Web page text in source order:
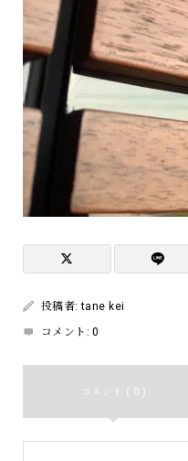
投稿者:tane kei
コメント:0
コメント ( 0 )